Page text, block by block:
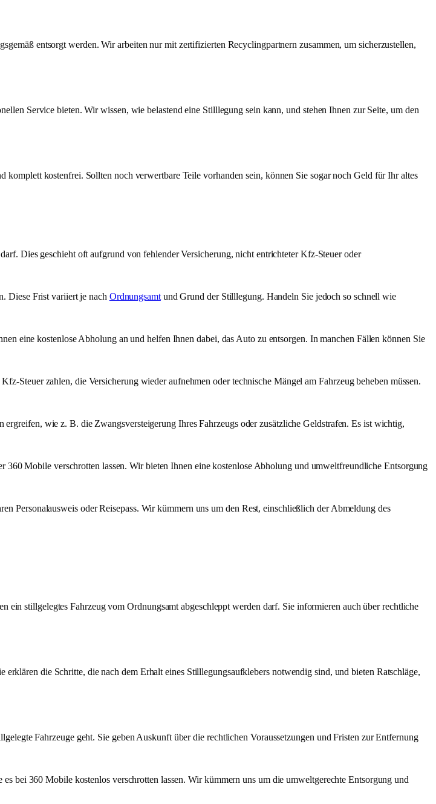
entsorgt werden. Wir arbeiten nur mit zertifizierten Recyclingpartnern zusammen, um sicherzustellen,
Service bieten. Wir wissen, wie belastend eine Stilllegung sein kann, und stehen Ihnen zur Seite, um den
kostenfrei. Sollten noch verwertbare Teile vorhanden sein, können Sie sogar noch Geld für Ihr altes
Dies geschieht oft aufgrund von fehlender Versicherung, nicht entrichteter Kfz-Steuer oder
Diese Frist variiert je nach Ordnungsamtund Grund der Stilllegung. Handeln Sie jedoch so schnell wie
eine kostenlose Abholung an und helfen Ihnen dabei, das Auto zu entsorgen. In manchen Fällen können Sie
Steuer zahlen, die Versicherung wieder aufnehmen oder technische Mängel am Fahrzeug beheben müssen.
wie z. B. die Zwangsversteigerung Ihres Fahrzeugs oder zusätzliche Geldstrafen. Es ist wichtig,
Mobile verschrotten lassen. Wir bieten Ihnen eine kostenlose Abholung und umweltfreundliche Entsorgung
Personalausweis oder Reisepass. Wir kümmern uns um den Rest, einschließlich der Abmeldung des
ein stillgelegtes Fahrzeug vom Ordnungsamt abgeschleppt werden darf. Sie informieren auch über rechtliche
die Schritte, die nach dem Erhalt eines Stilllegungsaufklebers notwendig sind, und bieten Ratschläge,
Fahrzeuge geht. Sie geben Auskunft über die rechtlichen Voraussetzungen und Fristen zur Entfernung
bei 360 Mobile kostenlos verschrotten lassen. Wir kümmern uns um die umweltgerechte Entsorgung und